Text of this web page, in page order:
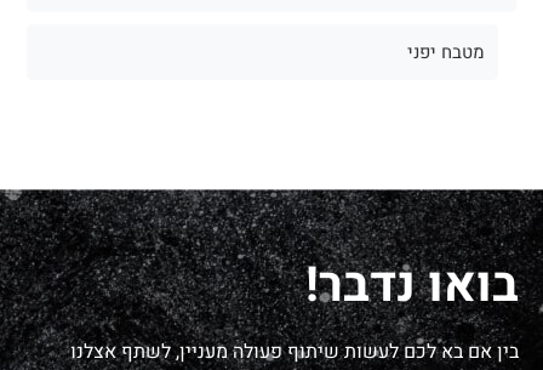
מטבח יפני
בואו נדבר!
בין אם בא לכם לעשות שיתוף פעולה מעניין, לשתף אצלנו